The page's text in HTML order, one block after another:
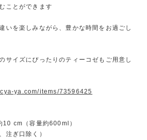
ことができます
いを楽しみながら、豊かな時間をお過ごし
サイズにぴったりのティーコゼもご用意し
ya.com/items/73596425
cm（容量約600ml）
ぎ口除く）